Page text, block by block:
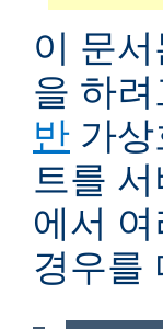
이 문
을 하
반 가
트를
에서
경우를